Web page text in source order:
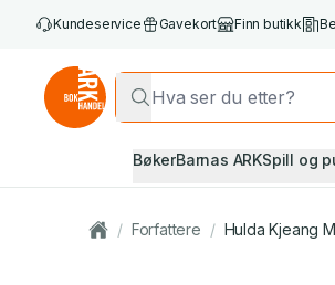
Kundeservice Gavekort Finn butikk
BøkerBarnas ARKSpill og
/ Forfattere / Hulda Kjeang